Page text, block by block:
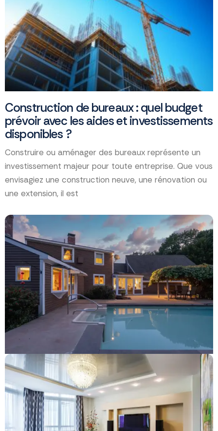
Construction de bureaux : quel budget
prévoir avec les aides et investissements
disponibles ?
Construire ou aménager des bureaux représente un
investissement majeur pour toute entreprise. Que vous
envisagiez une construction neuve, une rénovation ou
une extension, il est